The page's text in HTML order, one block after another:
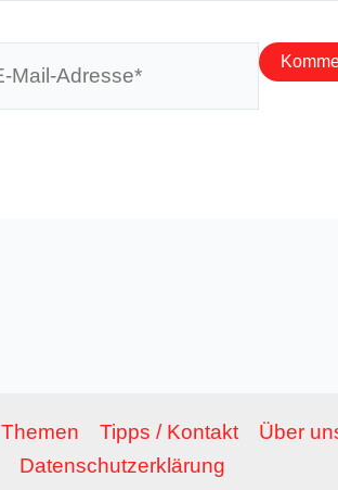
Themen Tipps / Kontakt Über
Datenschutzerklärung